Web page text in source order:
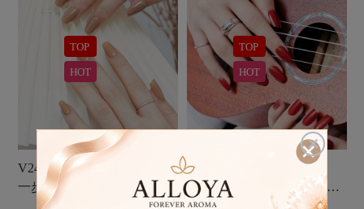
TOP
HOT
V246 無瑕美肌 愛若雅光撩
一步甲油膠
TOP
HOT
【女孩們的變身必備款】
V249 絲絨紅唇 愛若雅光撩
一步甲油膠
